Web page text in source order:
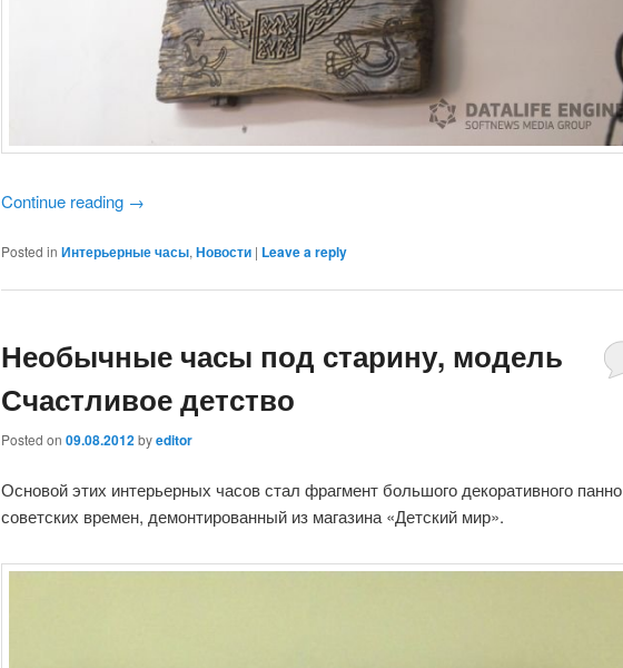
Continue reading →
Posted in Интерьерные часы, Новости | Leave a reply
Необычные часы под старину, модель
Счастливое детство
Posted on 09.08.2012byeditor
Основой этих интерьерных часов стал фрагмент большого декоративного панно
советских времен, демонтированный из магазина «Детский мир».